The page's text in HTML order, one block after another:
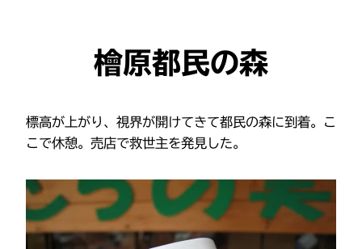
檜原都民の森
標高が上がり、視界が開けてきて都民の森に到着。こ
こで休憩。売店で救世主を発見した。